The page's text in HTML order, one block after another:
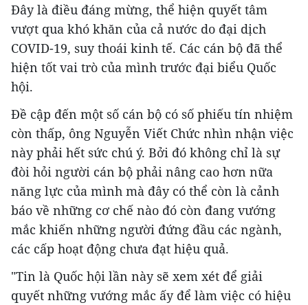
Đây là điều đáng mừng, thể hiện quyết tâm
vượt qua khó khăn của cả nước do đại dịch
COVID-19, suy thoái kinh tế. Các cán bộ đã thể
hiện tốt vai trò của mình trước đại biểu Quốc
hội.
Đề cập đến một số cán bộ có số phiếu tín nhiệm
còn thấp, ông Nguyễn Viết Chức nhìn nhận việc
này phải hết sức chú ý. Bởi đó không chỉ là sự
đòi hỏi người cán bộ phải nâng cao hơn nữa
năng lực của mình mà đây có thể còn là cảnh
báo về những cơ chế nào đó còn đang vướng
mắc khiến những người đứng đầu các ngành,
các cấp hoạt động chưa đạt hiệu quả.
"Tin là Quốc hội lần này sẽ xem xét để giải
quyết những vướng mắc ấy để làm việc có hiệu